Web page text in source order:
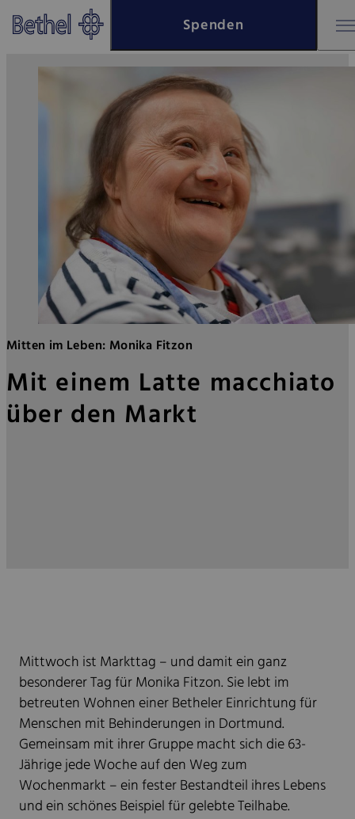
Zum Hauptinhalt springen
Zur Fußzeile springen
Spenden
Bethel - hinsehen1
Mitten im Leben: Monika Fitzon
Mit einem Latte macchiato
über den Markt
Mittwoch ist Markttag – und damit ein ganz
besonderer Tag für Monika Fitzon. Sie lebt im
betreuten Wohnen einer Betheler Einrichtung für
Menschen mit Behinderungen in Dortmund.
Gemeinsam mit ihrer Gruppe macht sich die 63-
Jährige jede Woche auf den Weg zum
Wochenmarkt – ein fester Bestandteil ihres Lebens
und ein schönes Beispiel für gelebte Teilhabe.